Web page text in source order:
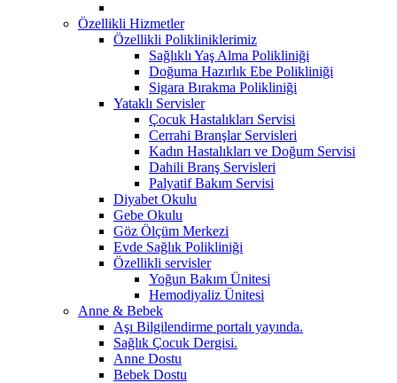
Özellikli Hizmetler
Özellikli Polikliniklerimiz
Sağlıklı Yaş Alma Polikliniği
Doğuma Hazırlık Ebe Polikliniği
Sigara Bırakma Polikliniği
Yataklı Servisler
Çocuk Hastalıkları Servisi
Cerrahi Branşlar Servisleri
Kadın Hastalıkları ve Doğum Servisi
Dahili Branş Servisleri
Palyatif Bakım Servisi
Diyabet Okulu
Gebe Okulu
Göz Ölçüm Merkezi
Evde Sağlık Polikliniği
Özellikli servisler
Yoğun Bakım Ünitesi
Hemodiyaliz Ünitesi
Anne & Bebek
Aşı Bilgilendirme portalı yayında.
Sağlık Çocuk Dergisi.
Anne Dostu
Bebek Dostu